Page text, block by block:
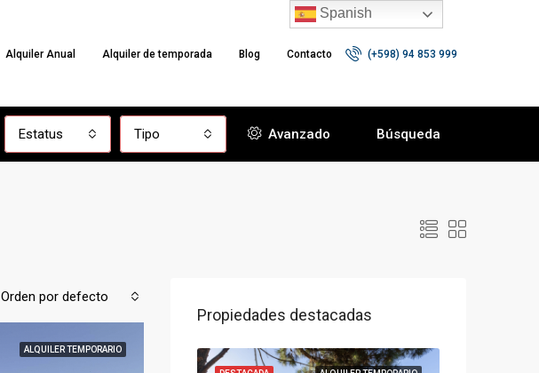
Alquiler Anual Alquiler de temporada Blog Contacto (+598) 94 853 999
Estatus Tipo Avanzado Búsqueda
Orden por defecto
ALQUILER TEMPORARIO
Propiedades destacadas
Spanish